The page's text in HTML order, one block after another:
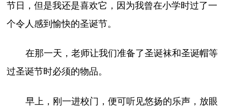
节日，但是我还是喜欢它，因为我曾在小学时过了一
个令人感到愉快的圣诞节。
在那一天，老师让我们准备了圣诞袜和圣诞帽等
过圣诞节时必须的物品。
早上，刚一进校门，便可听见悠扬的乐声，放眼